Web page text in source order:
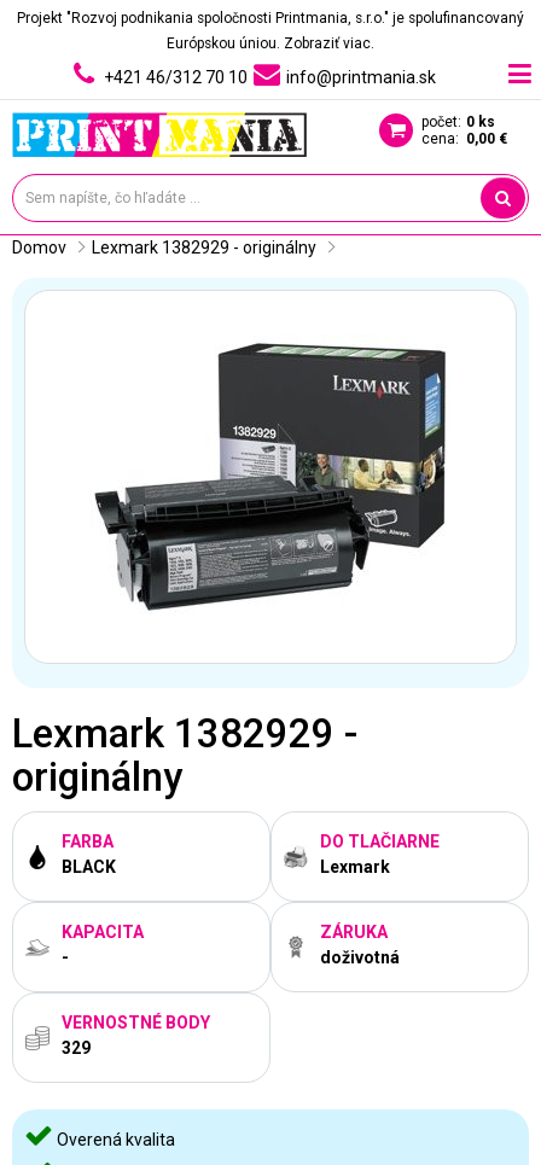
Projekt "Rozvoj podnikania spoločnosti Printmania, s.r.o." je spolufinancovaný
Európskou úniou. Zobraziť viac.
+421 46/312 70 10 info@printmania.sk
počet: 0 ks
cena: 0,00 €
Domov Lexmark 1382929 - originálny
Lexmark 1382929 -
originálny
FARBA
BLACK
DO TLAČIARNE
Lexmark
KAPACITA
-
ZÁRUKA
doživotná
VERNOSTNÉ BODY
329
Overená kvalita